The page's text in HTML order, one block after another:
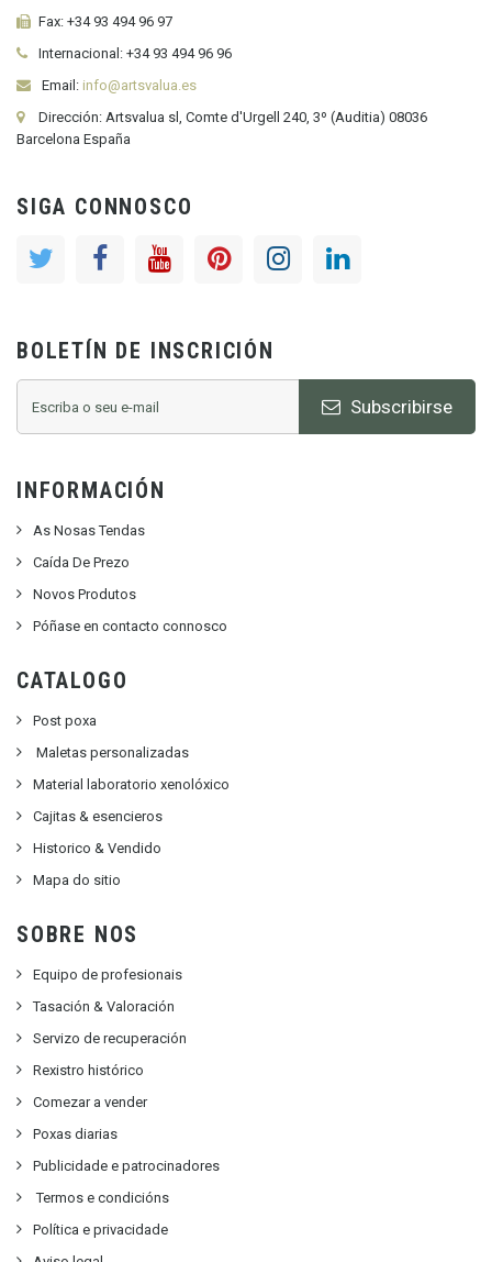
Fax: +34 93 494 96 97
Internacional: +34 93 494 96 96
Email: info@artsvalua.es
Dirección: Artsvalua sl, Comte d'Urgell 240, 3º (Auditia) 08036
Barcelona España
SIGA CONNOSCO
BOLETÍN DE INSCRICIÓN
Subscribirse
INFORMACIÓN
As Nosas Tendas
Caída De Prezo
Novos Produtos
Póñase en contacto connosco
CATALOGO
Post poxa
Maletas personalizadas
Material laboratorio xenolóxico
Cajitas & esencieros
Historico & Vendido
Mapa do sitio
SOBRE NOS
Equipo de profesionais
Tasación & Valoración
Servizo de recuperación
Rexistro histórico
Comezar a vender
Poxas diarias
Publicidade e patrocinadores
Termos e condicións
Política e privacidade